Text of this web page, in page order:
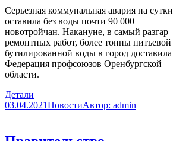
Серьезная коммунальная авария на сутки
оставила без воды почти 90 000
новотройчан. Накануне, в самый разгар
ремонтных работ, более тонны питьевой
бутилированной воды в город доставила
Федерация профсоюзов Оренбургской
области.
Детали
03.04.2021НовостиАвтор: admin